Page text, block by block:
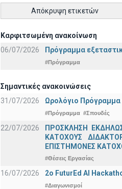
Απόκρυψη ετικετών
Καρφιτσωμένη ανακοίνωση
06/07/2026
Πρόγραμμα
#Πρόγραμμα
Σημαντικές ανακοινώσεις
31/07/2026
Ωρολόγιο
#Πρόγραμμα #Σπουδές
22/07/2026
ΠΡΟΣΚΛΗΣΗ
ΚΑΤΟΧΟΥΣ
ΕΠΙΣΤΗΜΟΝΕΣ
#Θέσεις Εργασίας
16/07/2026 2o FuturEd AI
#Διαγωνισμοί